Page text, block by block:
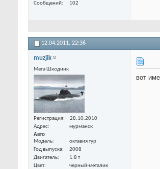
Сообщений
102
12.04.2011, 22:36
muzjik
Мега Шкодник
Регистрация
28.10.2010
Адрес
мурманск
Авто
Модель
октавия тур
Год выпуска
2008
Двигатель
1.8 т
Цвет
черный-металик
вот